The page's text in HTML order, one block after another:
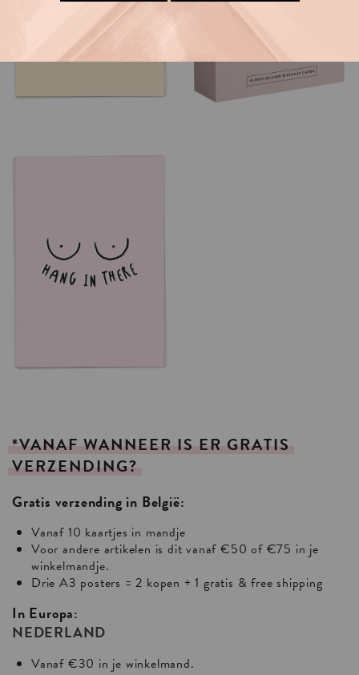
*VANAF WANNEER IS ER GRATIS
VERZENDING?
Gratis verzending in België:
Vanaf 10 kaartjes in mandje
Voor andere artikelen is dit vanaf €50 of €75 in je
winkelmandje.
Drie A3 posters = 2 kopen + 1 gratis & free shipping
In Europa:
NEDERLAND
Vanaf €30 in je winkelmand.